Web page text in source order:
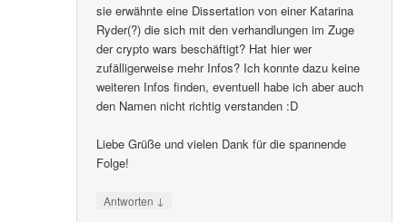
sie erwähnte eine Dissertation von einer Katarina
Ryder(?) die sich mit den verhandlungen im Zuge
der crypto wars beschäftigt? Hat hier wer
zufälligerweise mehr Infos? Ich konnte dazu keine
weiteren Infos finden, eventuell habe ich aber auch
den Namen nicht richtig verstanden :D
Liebe Grüße und vielen Dank für die spannende
Folge!
Antworten ↓